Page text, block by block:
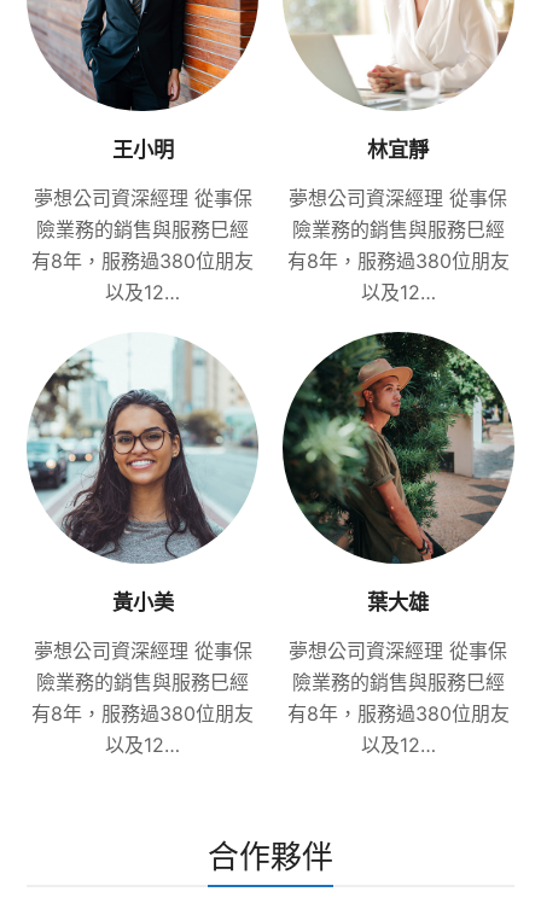
王小明
夢想公司資深經理 從事保
險業務的銷售與服務巳經
有8年，服務過380位朋友
以及12…
林宜靜
夢想公司資深經理 從事保
險業務的銷售與服務巳經
有8年，服務過380位朋友
以及12…
黃小美
夢想公司資深經理 從事保
險業務的銷售與服務巳經
有8年，服務過380位朋友
以及12…
葉大雄
夢想公司資深經理 從事保
險業務的銷售與服務巳經
有8年，服務過380位朋友
以及12…
合作夥伴